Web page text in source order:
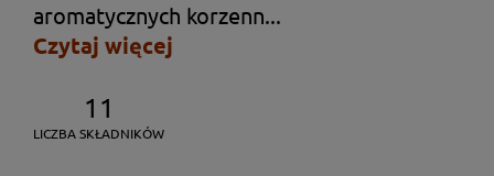
aromatycznych korzenn...
Czytaj więcej
11
LICZBA SKŁADNIKÓW